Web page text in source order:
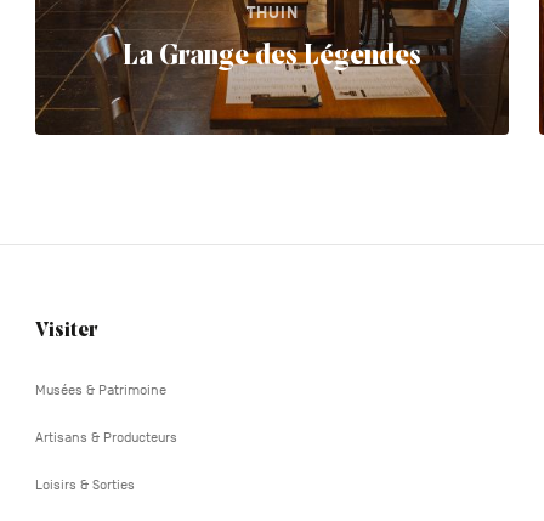
THUIN
La Grange des Légendes
Navigation
Visiter
Musées & Patrimoine
Artisans & Producteurs
Loisirs & Sorties